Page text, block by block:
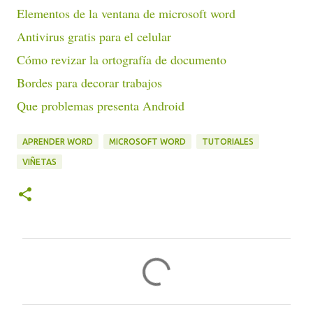
Elementos de la ventana de microsoft word
Antivirus gratis para el celular
Cómo revizar la ortografía de documento
Bordes para decorar trabajos
Que problemas presenta Android
APRENDER WORD MICROSOFT WORD TUTORIALES
VIÑETAS